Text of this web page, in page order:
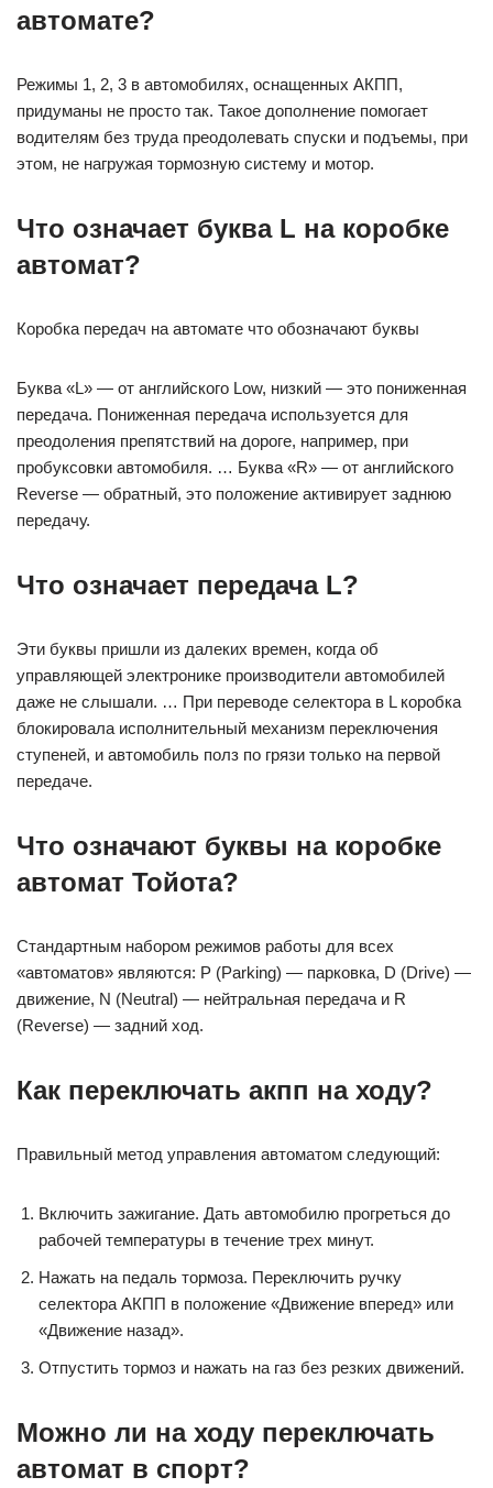
автомате?
Режимы 1, 2, 3 в автомобилях, оснащенных АКПП,
придуманы не просто так. Такое дополнение помогает
водителям без труда преодолевать спуски и подъемы, при
этом, не нагружая тормозную систему и мотор.
Что означает буква L на коробке
автомат?
Коробка передач на автомате что обозначают буквы
Буква «L» — от английского Low, низкий — это пониженная
передача. Пониженная передача используется для
преодоления препятствий на дороге, например, при
пробуксовки автомобиля. … Буква «R» — от английского
Reverse — обратный, это положение активирует заднюю
передачу.
Что означает передача L?
Эти буквы пришли из далеких времен, когда об
управляющей электронике производители автомобилей
даже не слышали. … При переводе селектора в L коробка
блокировала исполнительный механизм переключения
ступеней, и автомобиль полз по грязи только на первой
передаче.
Что означают буквы на коробке
автомат Тойота?
Стандартным набором режимов работы для всех
«автоматов» являются: P (Parking) — парковка, D (Drive) —
движение, N (Neutral) — нейтральная передача и R
(Reverse) — задний ход.
Как переключать акпп на ходу?
Правильный метод управления автоматом следующий:
Включить зажигание. Дать автомобилю прогреться до
рабочей температуры в течение трех минут.
Нажать на педаль тормоза. Переключить ручку
селектора АКПП в положение «Движение вперед» или
«Движение назад».
Отпустить тормоз и нажать на газ без резких движений.
Можно ли на ходу переключать
автомат в спорт?